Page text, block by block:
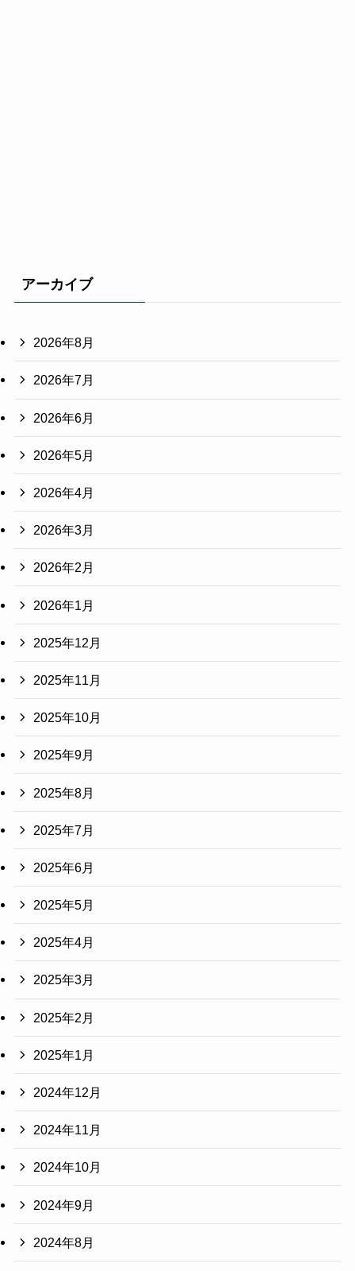
アーカイブ
2026年8月
2026年7月
2026年6月
2026年5月
2026年4月
2026年3月
2026年2月
2026年1月
2025年12月
2025年11月
2025年10月
2025年9月
2025年8月
2025年7月
2025年6月
2025年5月
2025年4月
2025年3月
2025年2月
2025年1月
2024年12月
2024年11月
2024年10月
2024年9月
2024年8月